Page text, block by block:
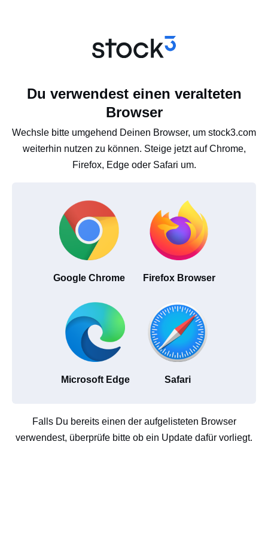
Du verwendest einen veralteten
Browser
Wechsle bitte umgehend Deinen Browser, um stock3.com
weiterhin nutzen zu können. Steige jetzt auf Chrome,
Firefox, Edge oder Safari um.
Google Chrome Firefox Browser
Microsoft Edge Safari
Falls Du bereits einen der aufgelisteten Browser
verwendest, überprüfe bitte ob ein Update dafür vorliegt.